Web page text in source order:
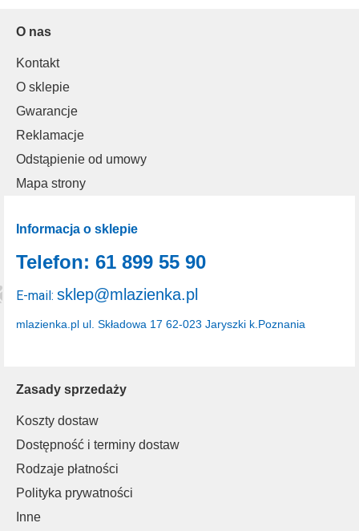
O nas
Kontakt
O sklepie
Gwarancje
Reklamacje
Odstąpienie od umowy
Mapa strony
Zasady sprzedaży
Koszty dostaw
Dostępność i terminy dostaw
Rodzaje płatności
Polityka prywatności
Inne
Informacja o sklepie
mlazienka.pl ul. Składowa 17 62-023 Jaryszki k.Poznania
Telefon: 61 899 55 90
E-mail: sklep@mlazienka.pl